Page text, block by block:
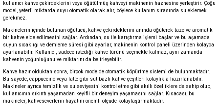
kullanıcı kahve çekirdeklerini veya öğütülmüş kahveyi makinenin haznesine yerleştirir. Çoğu
model, yeterli miktarda suyu otomatik olarak alır, böylece kullanım sırasında su eklemek
gerekmez.
Makinelerin içinde bulunan öğütücü, kahve çekirdeklerini anında öğüterek taze ve aromatik
bir kahve elde edilmesini sağlar. Ardından, su ile karıştırma işlemi başlar ve bu aşamada
suyun sıcaklığı ve demleme süresi gibi ayarlar, makinenin kontrol paneli üzerinden kolayca
ayarlanabilir. Kullanıcı, sadece istediği kahve türünü seçmekle kalmaz, aynı zamanda
kahvenin yoğunluğunu ve miktarını da belirleyebilir.
Kahve hazır olduktan sonra, birçok modelde otomatik köpürtme sistemi de bulunmaktadır.
Bu sayede, cappuccino veya latte gibi süt bazlı kahve çeşitleri kolaylıkla hazırlanabilir.
Makineler ayrıca temizlik ve su seviyesini kontrol etme gibi akıllı özelliklere de sahip olup,
kullanıcının sıkıntı yaşamadan keyifli bir deneyim yaşamasını sağlar. Kısacası, bu
makineler, kahveseverlerin hayatını önemli ölçüde kolaylaştırmaktadır.